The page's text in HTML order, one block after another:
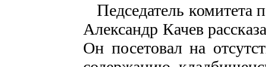
Педседатель
Александр Качев
Он посетовал на